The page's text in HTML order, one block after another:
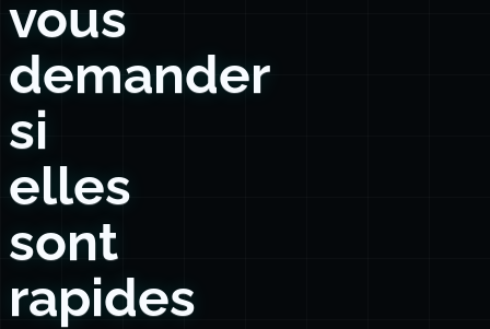
vous
demander
si
elles
sont
rapides